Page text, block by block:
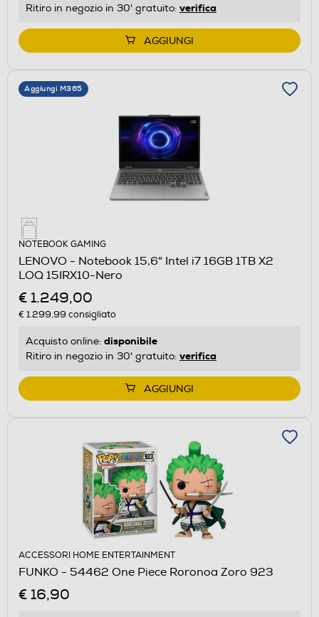
Ritiro in negozio in 30' gratuito: verifica
AGGIUNGI
Aggiungi M365
NOTEBOOK GAMING
LENOVO - Notebook 15,6" Intel i7 16GB 1TB X2
LOQ 15IRX10-Nero
€ 1.249,00
€ 1.299,99 consigliato
Acquisto online: disponibile
Ritiro in negozio in 30' gratuito: verifica
AGGIUNGI
ACCESSORI HOME ENTERTAINMENT
FUNKO - 54462 One Piece Roronoa Zoro 923
€ 16,90